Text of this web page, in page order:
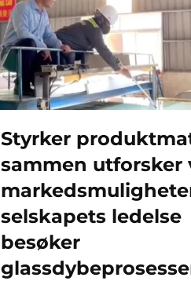
Styrker
sammen utforsker
selskapets ledelse
besøker